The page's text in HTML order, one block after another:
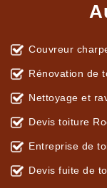
Couvreur
Rénovation de
Nettoyage et
Devis toiture
Entreprise de
Devis fuite de